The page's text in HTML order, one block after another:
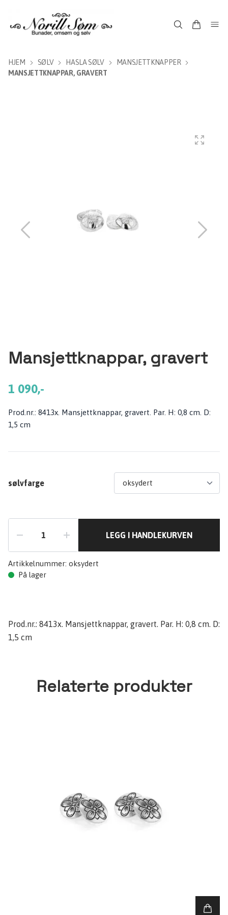
HJEM SØLV HASLA SØLV
MANSJETTKNAPPER
MANSJETTKNAPPAR, GRAVERT
Mansjettknappar, gravert
1 090,-
Prod.nr.: 8413x. Mansjettknappar, gravert. Par. H: 0,8 cm. D:
1,5 cm
sølvfarge
LEGG I HANDLEKURVEN
Artikkelnummer: oksydert
På lager
Prod.nr.: 8413x. Mansjettknappar, gravert. Par. H: 0,8 cm. D:
1,5 cm
Relaterte produkter